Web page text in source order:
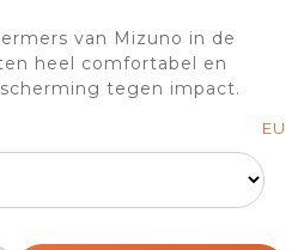
van Mizuno in de
heel comfortabel en
tegen impact.
EU